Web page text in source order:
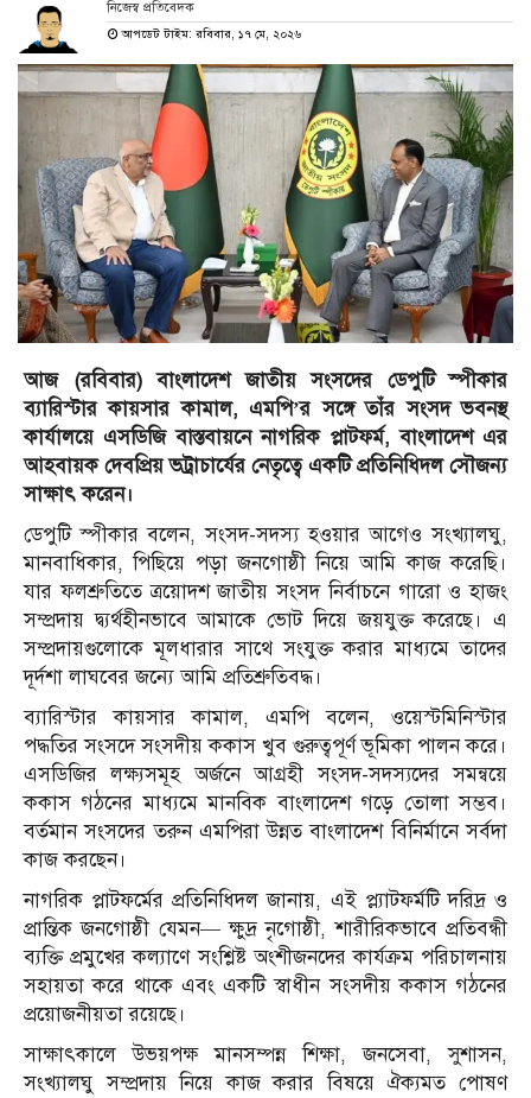
নিজেস্ব প্রতিবেদক
আপডেট টাইম: রবিবার, ১৭ মে, ২০২৬
আজ (রবিবার) বাংলাদেশ জাতীয় সংসদের ডেপুটি স্পীকার
ব্যারিস্টার কায়সার কামাল, এমপি’র সঙ্গে তাঁর সংসদ ভবনস্থ
কার্যালয়ে এসডিজি বাস্তবায়নে নাগরিক প্লাটফর্ম, বাংলাদেশ এর
আহবায়ক দেবপ্রিয় ভট্রাচার্যের নেতৃত্বে একটি প্রতিনিধিদল সৌজন্য
সাক্ষাৎ করেন।
ডেপুটি স্পীকার বলেন, সংসদ-সদস্য হওয়ার আগেও সংখ্যালঘু,
মানবাধিকার, পিছিয়ে পড়া জনগোষ্ঠী নিয়ে আমি কাজ করেছি।
যার ফলশ্রুতিতে ত্রয়োদশ জাতীয় সংসদ নির্বাচনে গারো ও হাজং
সম্প্রদায় দ্ব্যর্থহীনভাবে আমাকে ভোট দিয়ে জয়যুক্ত করেছে। এ
সম্প্রদায়গুলোকে মূলধারার সাথে সংযুক্ত করার মাধ্যমে তাদের
দূর্দশা লাঘবের জন্যে আমি প্রতিশ্রুতিবদ্ধ।
ব্যারিস্টার কায়সার কামাল, এমপি বলেন, ওয়েস্টমিনিস্টার
পদ্ধতির সংসদে সংসদীয় ককাস খুব গুরুত্বপূর্ণ ভূমিকা পালন করে।
এসডিজির লক্ষ্যসমূহ অর্জনে আগ্রহী সংসদ-সদস্যদের সমন্বয়ে
ককাস গঠনের মাধ্যমে মানবিক বাংলাদেশ গড়ে তোলা সম্ভব।
বর্তমান সংসদের তরুন এমপিরা উন্নত বাংলাদেশ বিনির্মানে সর্বদা
কাজ করছেন।
নাগরিক প্লাটফর্মের প্রতিনিধিদল জানায়, এই প্ল্যাটফর্মটি দরিদ্র ও
প্রান্তিক জনগোষ্ঠী যেমন— ক্ষুদ্র নৃগোষ্ঠী, শারীরিকভাবে প্রতিবন্ধী
ব্যক্তি প্রমুখের কল্যাণে সংশ্লিষ্ট অংশীজনদের কার্যক্রম পরিচালনায়
সহায়তা করে থাকে এবং একটি স্বাধীন সংসদীয় ককাস গঠনের
প্রয়োজনীয়তা রয়েছে।
সাক্ষাৎকালে উভয়পক্ষ মানসম্পন্ন শিক্ষা, জনসেবা, সুশাসন,
সংখ্যালঘু সম্প্রদায় নিয়ে কাজ করার বিষয়ে ঐক্যমত পোষণ